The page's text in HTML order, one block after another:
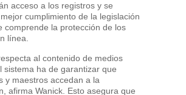
acceso a los registros y se
cumplimiento de la legislación
comprende la protección de los
línea.
al contenido de medios
sistema ha de garantizar que
y maestros accedan a la
afirma Wanick. Esto asegura que